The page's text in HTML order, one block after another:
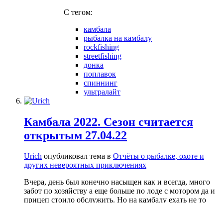
C тегом:
камбала
рыбалка на камбалу
rockfishing
streetfishing
донка
поплавок
спиннинг
ультралайт
Камбала 2022. Сезон считается
открытым 27.04.22
Urich опубликовал тема в Отчёты о рыбалке, охоте и
других невероятных приключениях
Вчера, день был конечно насыщен как и всегда, много
забот по хозяйству а еще больше по лоде с мотором да и
прицеп стоило обслужить. Но на камбалу ехать не то